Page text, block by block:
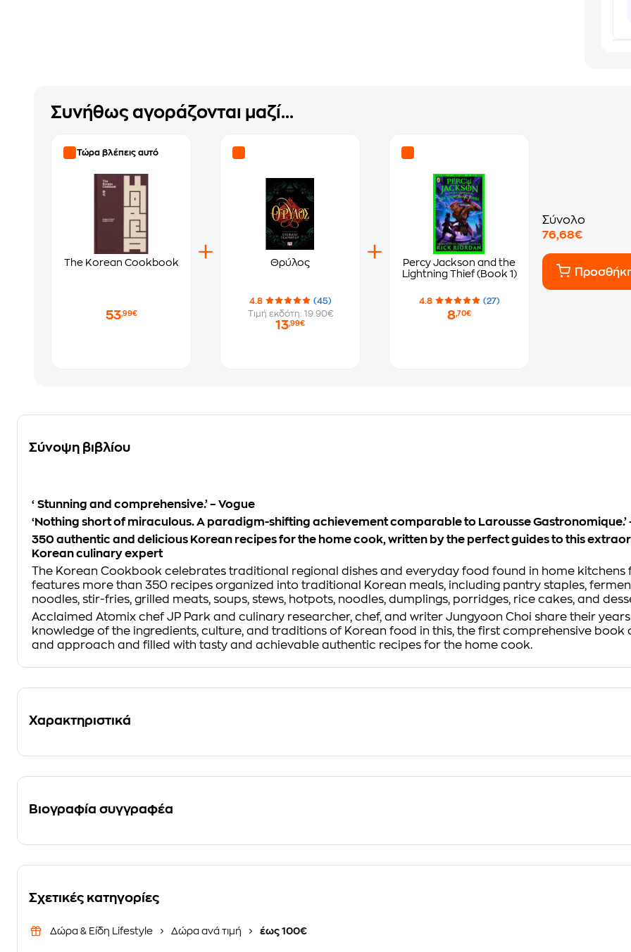
Συνήθως αγοράζονται μαζί...
Τώρα βλέπεις αυτό
The Korean Cookbook
53,99€
Θρύλος
4.8
(45)
Τιμή εκδότη: 19.90€
13,99€
Percy Jackson and the
Lightning Thief (Book 1)
4.8 (27)
8,70€
Σύνολο
76,68€
Σύνοψη βιβλίου
‘Stunning and comprehensive.’ – Vogue
‘Nothing short of miraculous. A paradigm-shifting achievement comparable to Larousse Gastronomique.
350 authentic and delicious Korean recipes for the home cook, written by the perfect guides to this
Korean culinary expert
The Korean Cookbook celebrates traditional regional dishes and everyday food found in home kitchens
features more than 350 recipes organized into traditional Korean meals, including pantry staples,
noodles, stir-fries, grilled meats, soups, stews, hotpots, noodles, dumplings, porridges, rice cakes, and
Acclaimed Atomix chef JP Park and culinary researcher, chef, and writer Jungyoon Choi share their
knowledge of the ingredients, culture, and traditions of Korean food in this, the first comprehensive
and approach and filled with tasty and achievable authentic recipes for the home cook.
Χαρακτηριστικά
Βιογραφία συγγραφέα
Σχετικές κατηγορίες
Δώρα & Είδη Lifestyle Δώρα ανά τιμή έως 100€